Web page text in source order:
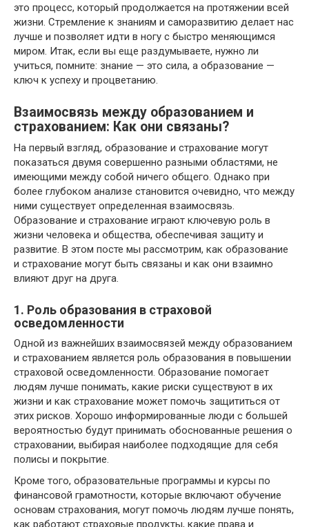
это процесс, который продолжается на протяжении всей
жизни. Стремление к знаниям и саморазвитию делает нас
лучше и позволяет идти в ногу с быстро меняющимся
миром. Итак, если вы еще раздумываете, нужно ли
учиться, помните: знание — это сила, а образование —
ключ к успеху и процветанию.
Взаимосвязь между образованием и
страхованием: Как они связаны?
На первый взгляд, образование и страхование могут
показаться двумя совершенно разными областями, не
имеющими между собой ничего общего. Однако при
более глубоком анализе становится очевидно, что между
ними существует определенная взаимосвязь.
Образование и страхование играют ключевую роль в
жизни человека и общества, обеспечивая защиту и
развитие. В этом посте мы рассмотрим, как образование
и страхование могут быть связаны и как они взаимно
влияют друг на друга.
1. Роль образования в страховой
осведомленности
Одной из важнейших взаимосвязей между образованием
и страхованием является роль образования в повышении
страховой осведомленности. Образование помогает
людям лучше понимать, какие риски существуют в их
жизни и как страхование может помочь защититься от
этих рисков. Хорошо информированные люди с большей
вероятностью будут принимать обоснованные решения о
страховании, выбирая наиболее подходящие для себя
полисы и покрытие.
Кроме того, образовательные программы и курсы по
финансовой грамотности, которые включают обучение
основам страхования, могут помочь людям лучше понять,
как работают страховые продукты, какие права и